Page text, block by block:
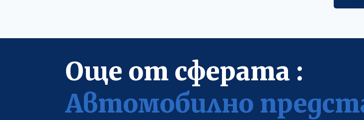
Още от сферата :
Автомобилно